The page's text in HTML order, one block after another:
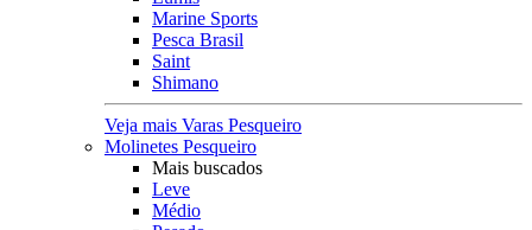
Marine Sports
Pesca Brasil
Saint
Shimano
Veja mais Varas Pesqueiro
Molinetes Pesqueiro
Mais buscados
Leve
Médio